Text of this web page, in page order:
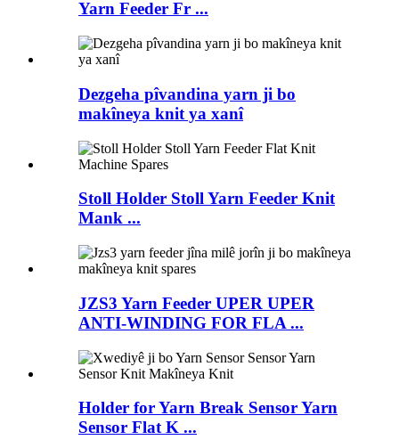
Yarn Feeder Fr ...
Dezgeha pîvandina yarn ji bo
makîneya knit ya xanî
Stoll Holder Stoll Yarn Feeder Knit
Mank ...
JZS3 Yarn Feeder UPER UPER
ANTI-WINDING FOR FLA ...
Holder for Yarn Break Sensor Yarn
Sensor Flat K ...